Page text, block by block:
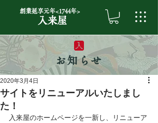
創業延享元年<1744年>
入来屋
お知らせ
サイトをリニューアルいたしまし
た！
2020年3月4日
入来屋のホームページを一新し、リニューア